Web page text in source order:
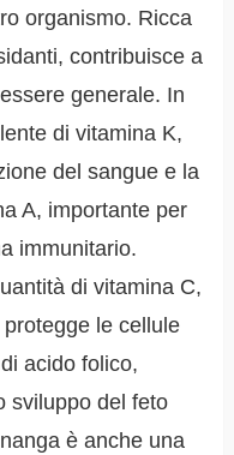
organismo. Ricca
contribuisce a
generale. In
di vitamina K,
del sangue e la
A, importante per
immunitario.
di vitamina C,
le cellule
acido folico,
sviluppo del feto
è anche una